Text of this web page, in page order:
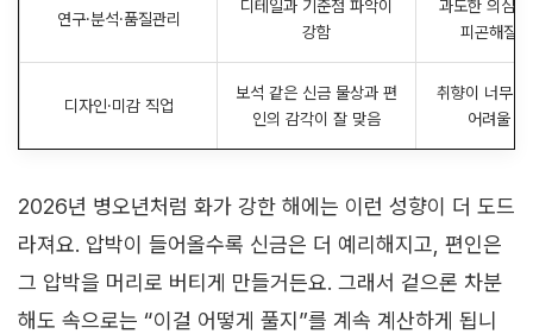
연구·분석·품질관리
디테일과 기준점 파악이
강함
과도한 의심
피곤해질
디자인·미감 직업
보석 같은 신금 물상과 편
인의 감각이 잘 맞음
취향이 너무
어려울
2026년 병오년처럼 화가 강한 해에는 이런 성향이 더 도드
라져요. 압박이 들어올수록 신금은 더 예리해지고, 편인은
그 압박을 머리로 버티게 만들거든요. 그래서 겉으론 차분
해도 속으로는 “이걸 어떻게 풀지”를 계속 계산하게 됩니